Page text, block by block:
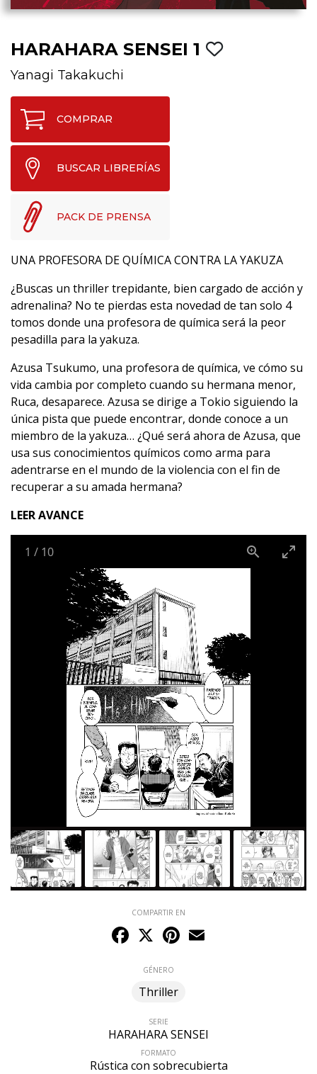
HARAHARA SENSEI 1
Yanagi Takakuchi
COMPRAR
BUSCAR LIBRERÍAS
PACK DE PRENSA
UNA PROFESORA DE QUÍMICA CONTRA LA YAKUZA
¿Buscas un thriller trepidante, bien cargado de acción y
adrenalina? No te pierdas esta novedad de tan solo 4
tomos donde una profesora de química será la peor
pesadilla para la yakuza.
Azusa Tsukumo, una profesora de química, ve cómo su
vida cambia por completo cuando su hermana menor,
Ruca, desaparece. Azusa se dirige a Tokio siguiendo la
única pista que puede encontrar, donde conoce a un
miembro de la yakuza… ¿Qué será ahora de Azusa, que
usa sus conocimientos químicos como arma para
adentrarse en el mundo de la violencia con el fin de
recuperar a su amada hermana?
LEER AVANCE
1 / 10
COMPARTIR EN
Facebook
X Pinterest
GÉNERO
Thriller
SERIE
HARAHARA SENSEI
FORMATO
Rústica con sobrecubierta